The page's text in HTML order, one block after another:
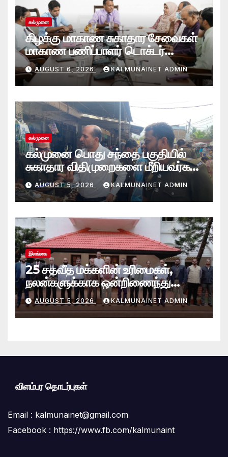
கல்முனை
கிழக்கு மாகாண சுகாதார சேவைகள்
மாகாண பணிப்பாளர் டொக்டர்
சரவணபவன் கல்முனை பிராந்திய
சுகாதார சேவைகள் பணிமனைக்கு
விஜயம்!
AUGUST 6, 2026 KALMUNAINET ADMIN
கல்முனை
கல்முனை பொது சந்தை பகுதியில்
சுகாதார விதிமுறைகளை மீறியவர்கள்
மீது சட்ட நடவடிக்கை!
AUGUST 5, 2026 KALMUNAINET ADMIN
இலங்கை
25 சதவீத மக்களின் உரிமைகள்,
நலன்களுக்காக ஒன்றிணைந்து
செயற்படவே புதிய பேரவை; இந்திய
உயர்ஸ்தானிகரிடம் எடுத்துரைப்பு.!
AUGUST 5, 2026 KALMUNAINET ADMIN
விளம்பர தொடர்புகள்
Email : kalmunainet@gmail.com
Facebook : https://www.fb.com/kalmunaint